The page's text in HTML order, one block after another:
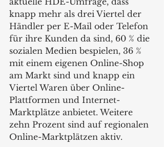
knapp mehr als drei Viertel der
Händler per E-Mail oder Telefon
für ihre Kunden da sind, 60 % die
sozialen Medien bespielen, 36 %
mit einem eigenen Online-Shop
am Markt sind und knapp ein
Viertel Waren über Online-
Plattformen und Internet-
Marktplätze anbietet. Weitere
zehn Prozent sind auf regionalen
Online-Marktplätzen aktiv.